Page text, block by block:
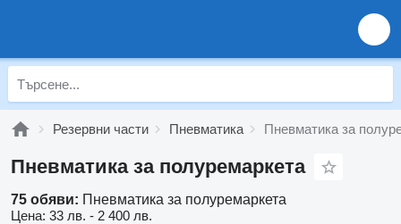
Резервни части Пневматика Пневматика за
Пневматика за полуремаркета
75 обяви: Пневматика за полуремаркета
Цена: 33 лв. - 2 400 лв.